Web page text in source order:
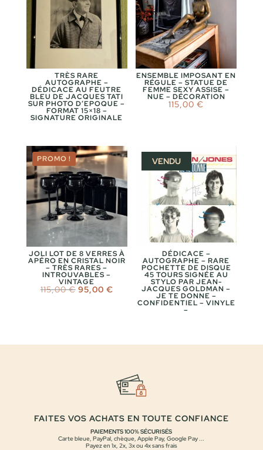
TRÈS RARE
AUTOGRAPHE –
DÉDICACE AU FEUTRE
BLEU DE JACQUES TATI
SUR PHOTO D’EPOQUE –
FORMAT 15×18 –
SIGNATURE ORIGINALE
ENSEMBLE IMPOSANT EN
RÉGULE – STATUE DE
FEMME SEXY ASSISE –
NUE – DÉCORATION
115,00€
PROMO !
JOLI LOT DE 8 VERRES À
APÉRO EN CRISTAL NOIR
– TRÈS RARES –
INTROUVABLES –
VINTAGE
115,00€ Le
prix
95,00 €Le
actuel
VENDU
DÉDICACE –
AUTOGRAPHE – RARE
POCHETTE DE DISQUE
45 TOURS SIGNÉE AU
STYLO PAR JEAN-
JACQUES GOLDMAN –
JE TE DONNE –
CONFIDENTIEL – VINYLE
–
FAITES VOS ACHATS EN TOUTE CONFIANCE
PAIEMENTS 100% SÉCURISÉS
Carte bleue, PayPal, chèque, Apple Pay, Google Pay ...
Payez en 1x, 2x, 3x ou 4x sans frais